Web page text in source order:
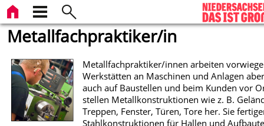
Metallfachpraktiker/in
Metallfachpraktiker/innen arbeiten
Werkstätten an Maschinen und Anlagen
auch auf Baustellen und beim Kunden vor
stellen Metallkonstruktionen wie z. B.
Treppen, Fenster, Türen, Tore her. Sie
Stahlkonstruktionen für Hallen und